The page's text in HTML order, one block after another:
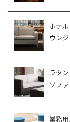
ホテ
ウン
ラタ
ソフ
業務